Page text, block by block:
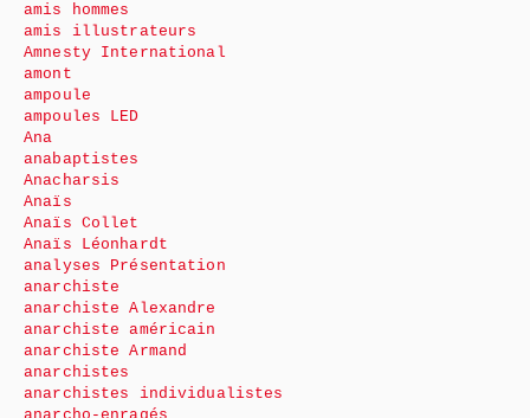
amis hommes
amis illustrateurs
Amnesty International
amont
ampoule
ampoules LED
Ana
anabaptistes
Anacharsis
Anaïs
Anaïs Collet
Anaïs Léonhardt
analyses Présentation
anarchiste
anarchiste Alexandre
anarchiste américain
anarchiste Armand
anarchistes
anarchistes individualistes